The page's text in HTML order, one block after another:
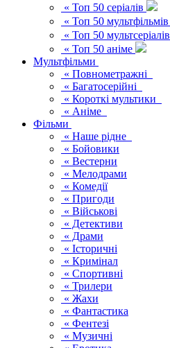
« Топ 50 серіалів
« Топ 50 мультфільмів
« Топ 50 мультсеріалів
« Топ 50 аніме
Мультфільми
« Повнометражні
« Багатосерійні
« Короткі мультики
« Аніме
Фільми
« Наше рідне
« Бойовики
« Вестерни
« Мелодрами
« Комедії
« Пригоди
« Військові
« Детективи
« Драми
« Історичні
« Кримінал
« Спортивні
« Трилери
« Жахи
« Фантастика
« Фентезі
« Музичні